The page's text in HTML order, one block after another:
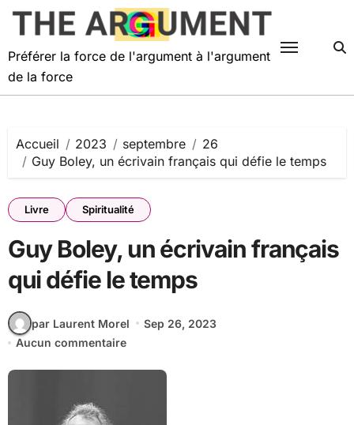
Passer
Préférer la force de l'argument à l'argument
de la force
Accueil 2023 septembre
26
Guy Boley, un écrivain français qui défie le temps
Livre Spiritualité
Guy Boley, un écrivain français
qui défie le temps
par Laurent Morel
Sep 26, 2023
Aucun commentaire